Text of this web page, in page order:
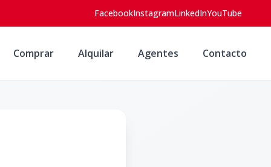
FacebookInstagramLinkedInYouTube
Comprar Alquilar Agentes Contacto